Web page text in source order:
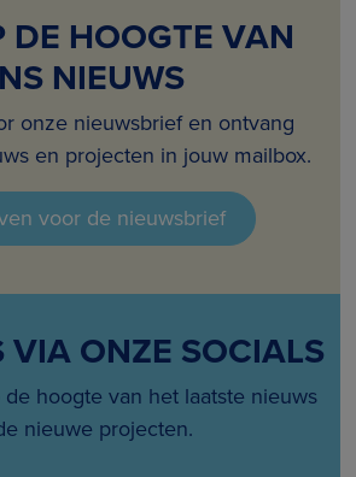
DE HOOGTE VAN
NIEUWS
onze nieuwsbrief en ontvang
en projecten in jouw mailbox.
voor de nieuwsbrief
VIA ONZE SOCIALS
hoogte van het laatste nieuws
nieuwe projecten.